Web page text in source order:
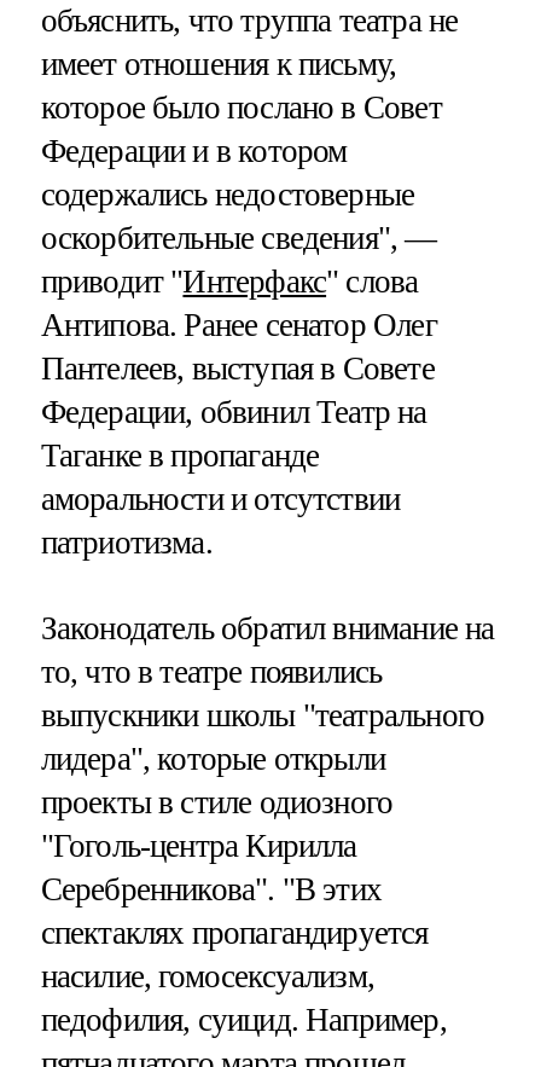
объяснить, что труппа театра не
имеет отношения к письму,
которое было послано в Совет
Федерации и в котором
содержались недостоверные
оскорбительные сведения", —
приводит "Интерфакс" слова
Антипова. Ранее сенатор Олег
Пантелеев, выступая в Совете
Федерации, обвинил Театр на
Таганке в пропаганде
аморальности и отсутствии
патриотизма.
Законодатель обратил внимание на
то, что в театре появились
выпускники школы "театрального
лидера", которые открыли
проекты в стиле одиозного
"Гоголь-центра Кирилла
Серебренникова". "В этих
спектаклях пропагандируется
насилие, гомосексуализм,
педофилия, суицид. Например,